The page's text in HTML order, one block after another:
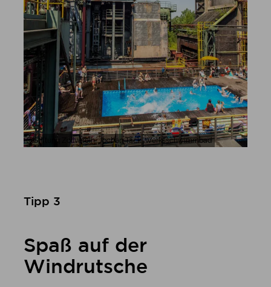
Stiftung Zollverein, Jochen Tack, Werksschwimmbad
Tipp 3
Spaß auf der
Windrutsche